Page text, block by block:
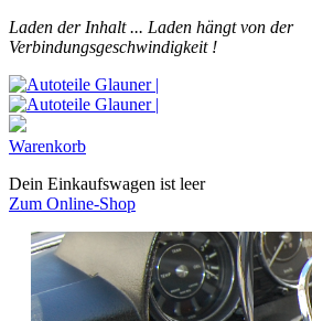
Laden der Inhalt ... Laden hängt von der
Verbindungsgeschwindigkeit !
Warenkorb
Dein Einkaufswagen ist leer
Zum Online-Shop